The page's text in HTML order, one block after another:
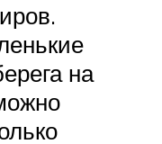
на